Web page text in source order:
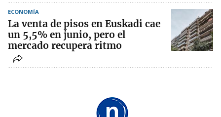
ECONOMÍA
La venta de pisos en Euskadi cae
un 5,5% en junio, pero el
mercado recupera ritmo